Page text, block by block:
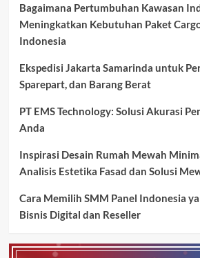
Bagaimana Pertumbuhan Kawasan
Meningkatkan Kebutuhan Paket
Indonesia
Ekspedisi Jakarta Samarinda untuk
Sparepart, dan Barang Berat
PT EMS Technology: Solusi Akurasi
Anda
Inspirasi Desain Rumah Mewah
Analisis Estetika Fasad dan Solusi
Cara Memilih SMM Panel Indonesia
Bisnis Digital dan Reseller